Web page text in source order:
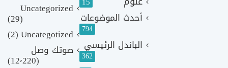
أحدث الموضوعات
794
الباندل الرئيسي
362
Uncategorized
(29)
Uncategotized
(2)
صوتك وصل
(12٬220)